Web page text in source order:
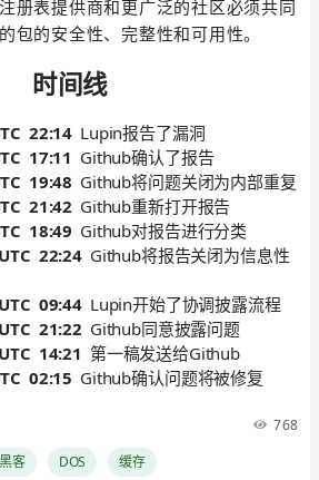
册表提供商和更广泛的社区必须共同
包的安全性、完整性和可用性。
时间线
22:14 Lupin报告了漏洞
17:11 Github确认了报告
19:48 Github将问题关闭为内部重复
21:42 Github重新打开报告
18:49 Github对报告进行分类
22:24 Github将报告关闭为信息性
09:44 Lupin开始了协调披露流程
21:22 Github同意披露问题
14:21 第一稿发送给Github
02:15 Github确认问题将被修复
768
黑客 DOS 缓存